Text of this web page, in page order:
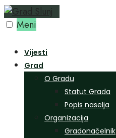
Preskoči
na Meni
Vijesti
Grad
O Gradu
Statut Grada
Popis naselja
Organizacija
Gradonačelnik